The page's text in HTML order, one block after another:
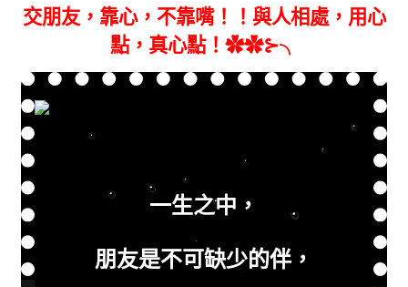
交朋友，靠心，不靠嘴！！與人相處，用心
點，真心點！✿✿⊱╮
一生之中，
朋友是不可缺少的伴，